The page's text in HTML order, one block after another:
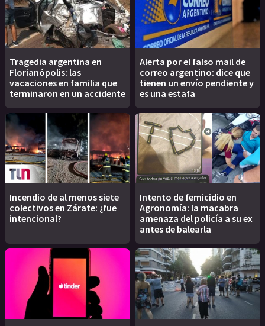
Tragedia argentina en
Florianópolis: las
vacaciones en familia que
terminaron en un accidente
Alerta por el falso mail de
correo argentino: dice que
tienen un envío pendiente y
es una estafa
Incendio de al menos siete
colectivos en Zárate: ¿fue
intencional?
Intento de femicidio en
Agronomía: la macabra
amenaza del policía a su ex
antes de balearla